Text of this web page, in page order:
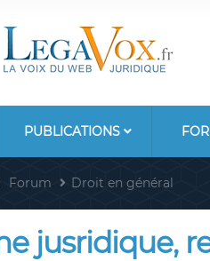
PUBLICATIONS
Forum Droit en général
jusridique,